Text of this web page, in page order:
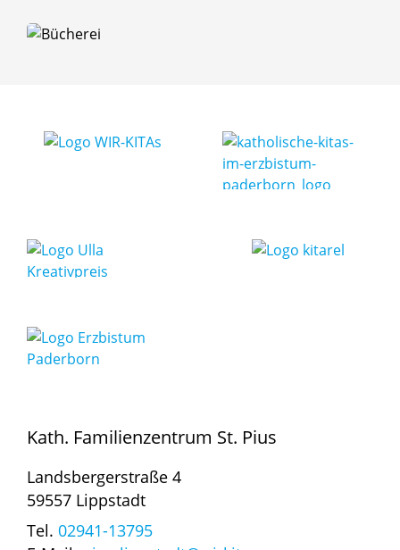
Kath. Familienzentrum St. Pius
Landsbergerstraße 4
59557 Lippstadt
Tel. 02941-13795